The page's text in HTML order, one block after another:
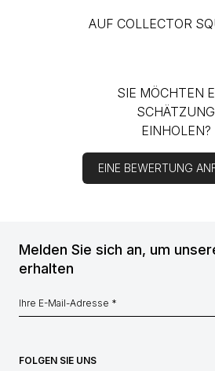
AUF COLLECTOR
SIE MÖCHTEN
SCHÄTZUNG
EINHOLEN?
EINE BEWERTUNG
Melden Sie sich an, um
erhalten
FOLGEN SIE UNS